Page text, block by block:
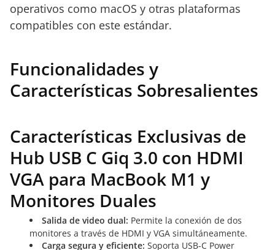
operativos como macOS y otras plataformas
compatibles con este estándar.
Funcionalidades y
Características Sobresalientes
Características Exclusivas de
Hub USB C Giq 3.0 con HDMI
VGA para MacBook M1 y
Monitores Duales
Salida de video dual: Permite la conexión de dos
monitores a través de HDMI y VGA simultáneamente.
Carga segura y eficiente: Soporta USB-C Power